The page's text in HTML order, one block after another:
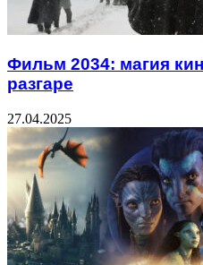
Фильм 2034: магия
разгаре
27.04.2025